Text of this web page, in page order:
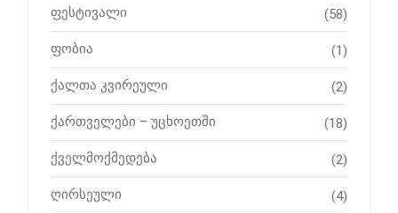
ფესტივალი (58)
ფობია (1)
ქალთა კვირეული (2)
ქართველები – უცხოეთში (18)
ქველმოქმედება (2)
ღირსეული (4)